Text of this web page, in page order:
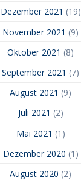
Dezember 2021 (19)
November 2021 (9)
Oktober 2021 (8)
September 2021 (7)
August 2021 (9)
Juli 2021 (2)
Mai 2021 (1)
Dezember 2020 (1)
August 2020 (2)